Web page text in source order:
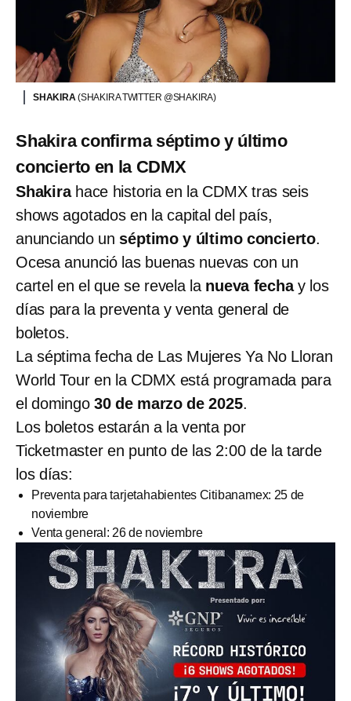
SHAKIRA(SHAKIRA TWITTER @SHAKIRA)
Shakira confirma séptimo y último
concierto en la CDMX
Shakirahace historia en la CDMX tras seis
shows agotados en la capital del país,
anunciando un séptimo y último concierto.
Ocesa anunció las buenas nuevas con un
cartel en el que se revela la nueva fechay los
días para la preventa y venta general de
boletos.
La séptima fecha de Las Mujeres Ya No Lloran
World Tour en la CDMX está programada para
el domingo30 de marzo de 2025.
Los boletos estarán a la venta por
Ticketmaster en punto de las 2:00 de la tarde
los días:
Preventa para tarjetahabientes Citibanamex: 25 de
noviembre
Venta general: 26 de noviembre